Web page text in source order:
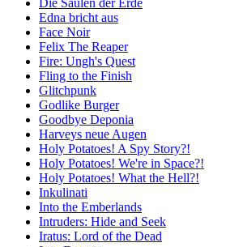
Die Säulen der Erde
Edna bricht aus
Face Noir
Felix The Reaper
Fire: Ungh's Quest
Fling to the Finish
Glitchpunk
Godlike Burger
Goodbye Deponia
Harveys neue Augen
Holy Potatoes! A Spy Story?!
Holy Potatoes! We're in Space?!
Holy Potatoes! What the Hell?!
Inkulinati
Into the Emberlands
Intruders: Hide and Seek
Iratus: Lord of the Dead